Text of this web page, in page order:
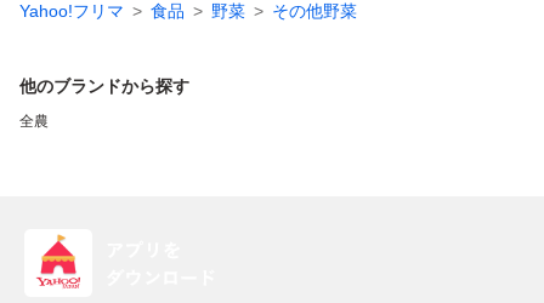
Yahoo!フリマ 食品 野菜 その他野菜
他のブランドから探す
全農